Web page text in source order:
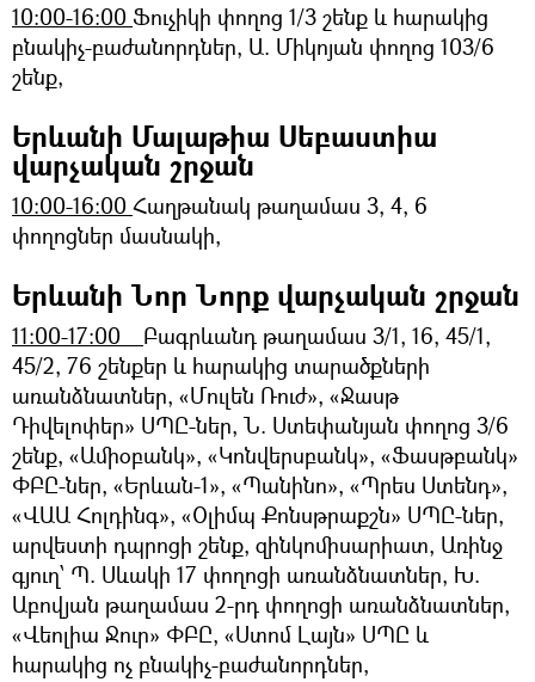
10։00-16։00 Ֆուչիկի փողոց 1/3 շենք և հարակից
բնակիչ-բաժանորդներ, Ա. Միկոյան փողոց 103/6
շենք,
Երևանի Մալաթիա Սեբաստիա
վարչական շրջան
10։00-16։00 Հաղթանակ թաղամաս 3, 4, 6
փողոցներ մասնակի,
Երևանի Նոր Նորք վարչական շրջան
11:00-17:00 Բագրևանդ թաղամաս 3/1, 16, 45/1,
45/2, 76 շենքեր և հարակից տարածքների
առանձնատներ, «Մուլեն Ռուժ», «Ջասթ
Դիվելոփեր» ՍՊԸ-ներ, Ն. Ստեփանյան փողոց 3/6
շենք, «Ամիօբանկ», «Կոնվերսբանկ», «Ֆասթբանկ»
ՓԲԸ-ներ, «Երևան-1», «Պանինո», «Պրես Ստենդ»,
«ՎԱԱ Հոլդինգ», «Օլիմպ Քոնսթրաքշն» ՍՊԸ-ներ,
արվեստի դպրոցի շենք, զինկոմիսարիատ, Առինջ
գյուղ՝ Պ. Սևակի 17 փողոցի առանձնատներ, Խ.
Աբովյան թաղամաս 2-րդ փողոցի առանձնատներ,
«Վեոլիա Ջուր» ՓԲԸ, «Ստոմ Լայն» ՍՊԸ և
հարակից ոչ բնակիչ-բաժանորդներ,